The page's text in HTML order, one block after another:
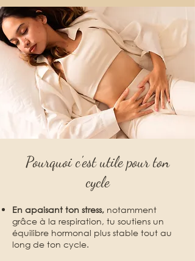
Pourquoi c'est utile pour ton
cycle
En apaisant ton stress, notamment
grâce à la respiration, tu soutiens un
équilibre hormonal plus stable tout au
long de ton cycle.